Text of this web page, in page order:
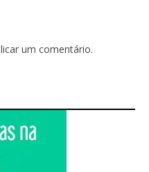
um comentário.